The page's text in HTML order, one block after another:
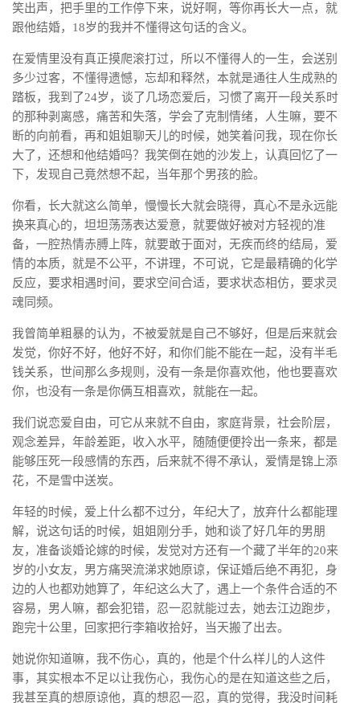
笑出声，把手里的工作停下来，说好啊，等你再长大一点，就
跟他结婚，18岁的我并不懂得这句话的含义。
在爱情里没有真正摸爬滚打过，所以不懂得人的一生，会送别
多少过客，不懂得遗憾，忘却和释然，本就是通往人生成熟的
踏板，我到了24岁，谈了几场恋爱后，习惯了离开一段关系时
的那种剥离感，痛苦和失落，学会了克制情绪，人生嘛，要不
断的向前看，再和姐姐聊天儿的时候，她笑着问我，现在你长
大了，还想和他结婚吗？我笑倒在她的沙发上，认真回忆了一
下，发现自己竟然想不起，当年那个男孩的脸。
你看，长大就这么简单，慢慢长大就会晓得，真心不是永远能
换来真心的，坦坦荡荡表达爱意，就要做好被对方轻视的准
备，一腔热情赤膊上阵，就要敢于面对，无疾而终的结局，爱
情的本质，就是不公平，不讲理，不可说，它是最精确的化学
反应，要求相遇时间，要求空间合适，要求状态相仿，要求灵
魂同频。
我曾简单粗暴的认为，不被爱就是自己不够好，但是后来就会
发觉，你好不好，他好不好，和你们能不能在一起，没有半毛
钱关系，世间那么多规则，没有一条是你喜欢他，他也要喜欢
你，也没有一条是你俩互相喜欢，就能在一起。
我们说恋爱自由，可它从来就不自由，家庭背景，社会阶层，
观念差异，年龄差距，收入水平，随随便便拎出一条来，都是
能够压死一段感情的东西，后来就不得不承认，爱情是锦上添
花，不是雪中送炭。
年轻的时候，爱上什么都不过分，年纪大了，放弃什么都能理
解，说这句话的时候，姐姐刚分手，她和谈了好几年的男朋
友，准备谈婚论嫁的时候，发觉对方还有一个藏了半年的20来
岁的小女友，男方痛哭流涕求她原谅，保证婚后绝不再犯，身
边的人也都劝她算了，年纪这么大了，遇上一个条件合适的不
容易，男人嘛，都会犯错，忍一忍就能过去，她去江边跑步，
跑完十公里，回家把行李箱收拾好，当天搬了出去。
她说你知道嘛，我不伤心，真的，他是个什么样儿的人这件
事，其实根本不足以让我伤心，我伤心的是在知道这些之后，
我甚至真的想原谅他，真的想忍一忍，真的觉得，我没时间耗